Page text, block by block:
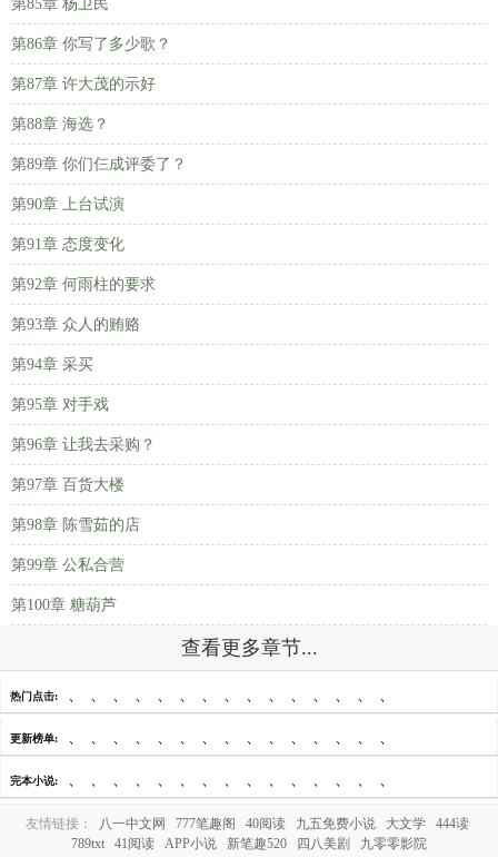
第85章 杨卫民
第86章 你写了多少歌？
第87章 许大茂的示好
第88章 海选？
第89章 你们仨成评委了？
第90章 上台试演
第91章 态度变化
第92章 何雨柱的要求
第93章 众人的贿赂
第94章 采买
第95章 对手戏
第96章 让我去采购？
第97章 百货大楼
第98章 陈雪茹的店
第99章 公私合营
第100章 糖葫芦
查看更多章节...
热门点击: 、 、 、 、 、 、 、 、 、 、 、 、 、 、 、
更新榜单: 、 、 、 、 、 、 、 、 、 、 、 、 、 、 、
完本小说: 、 、 、 、 、 、 、 、 、 、 、 、 、 、 、
友情链接： 八一中文网 777笔趣阁 40阅读 九五免费小说 大文学
444读
789txt
41阅读 APP小说 新笔趣520 四八美剧 九零零影院